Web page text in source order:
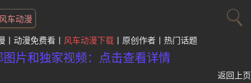
风车动漫
动漫免费看 风车动漫下载 原创作者 热门话题
片和独家视频：点击查看详情
返回上页